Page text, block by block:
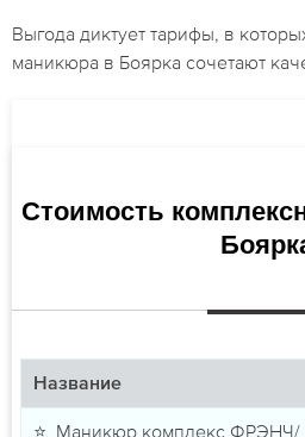
Выгода диктует тарифы, в
маникюра в Боярка сочетают
Стоимость
Название
⭐ Маникюр комплекс ФРЭНЧ/